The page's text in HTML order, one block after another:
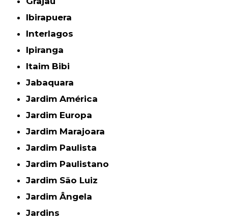
Ibirapuera
Interlagos
Ipiranga
Itaim Bibi
Jabaquara
Jardim América
Jardim Europa
Jardim Marajoara
Jardim Paulista
Jardim Paulistano
Jardim São Luiz
Jardim Ângela
Jardins